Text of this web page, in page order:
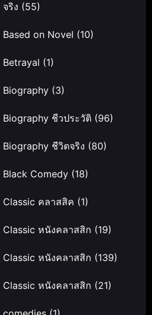
จริง (55)
Based on Novel (10)
Betrayal (1)
Biography (3)
Biography ชีวประวัติ (96)
Biography ชีวิตจริง (80)
Black Comedy (18)
Classic คลาสสิค (1)
Classic หนังคลาสสิก (19)
Classic หนังคลาสสิก (139)
Classic หนังคลาสสิก (21)